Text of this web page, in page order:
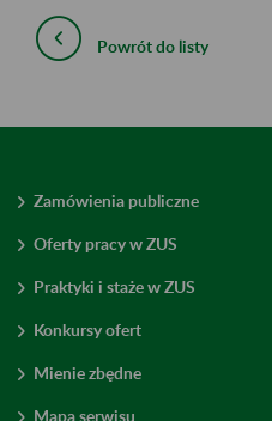
Powrót do listy
Zamówienia publiczne
Oferty pracy w ZUS
Praktyki i staże w ZUS
Konkursy ofert
Mienie zbędne
Mapa serwisu